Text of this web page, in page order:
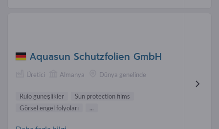
Aquasun Schutzfolien GmbH
Üretici Almanya Dünya genelinde
Rulo güneşlikler
Sun protection films
Görsel engel folyoları
...